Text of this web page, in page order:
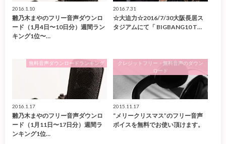
2016.1.10
雛乃木まやのフリー音声ダウンロ
ード（1月4日〜10日分）週間ラン
キング1位〜…
2016.7.31
☆大迫力☆2016/7/30大阪長居ス
タジアムにて「 BIGBANG10 T…
無料音声ダウンロードランキング
2016.1.17
雛乃木まやのフリー音声ダウンロ
ード（1月11日〜17日分）週間ラ
ンキング1位…
クレジットフリー・無料音声のダウン
ロード
2015.11.17
“メリークリスマス”のフリー音声
ボイスを無料でお使い頂けます。